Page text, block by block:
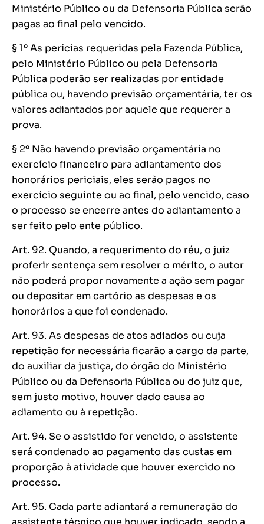
Ministério Público ou da Defensoria Pública serão
pagas ao final pelo vencido.
§ 1º As perícias requeridas pela Fazenda Pública,
pelo Ministério Público ou pela Defensoria
Pública poderão ser realizadas por entidade
pública ou, havendo previsão orçamentária, ter os
valores adiantados por aquele que requerer a
prova.
§ 2º Não havendo previsão orçamentária no
exercício financeiro para adiantamento dos
honorários periciais, eles serão pagos no
exercício seguinte ou ao final, pelo vencido, caso
o processo se encerre antes do adiantamento a
ser feito pelo ente público.
Art. 92. Quando, a requerimento do réu, o juiz
proferir sentença sem resolver o mérito, o autor
não poderá propor novamente a ação sem pagar
ou depositar em cartório as despesas e os
honorários a que foi condenado.
Art. 93. As despesas de atos adiados ou cuja
repetição for necessária ficarão a cargo da parte,
do auxiliar da justiça, do órgão do Ministério
Público ou da Defensoria Pública ou do juiz que,
sem justo motivo, houver dado causa ao
adiamento ou à repetição.
Art. 94. Se o assistido for vencido, o assistente
será condenado ao pagamento das custas em
proporção à atividade que houver exercido no
processo.
Art. 95. Cada parte adiantará a remuneração do